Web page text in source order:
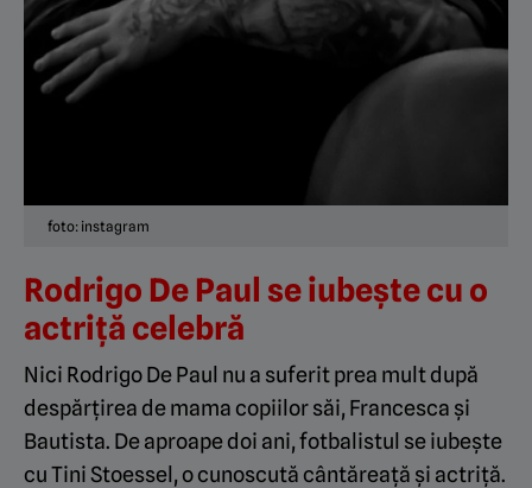
foto: instagram
Rodrigo De Paul se iubește cu o
actriță celebră
Nici Rodrigo De Paul nu a suferit prea mult după
despărțirea de mama copiilor săi, Francesca și
Bautista. De aproape doi ani, fotbalistul se iubește
cu Tini Stoessel, o cunoscută cântăreață și actriță.